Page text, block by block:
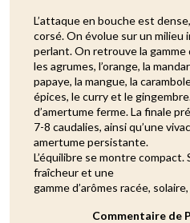
L’attaque en bouche est
corsé. On évolue sur un milieu
perlant. On retrouve la gamme
les agrumes, l’orange, la
papaye, la mangue, la
épices, le curry et le
d’amertume ferme. La finale
7-8 caudalies, ainsi qu’une
amertume persistante.
L’équilibre se montre compact.
fraîcheur et une
gamme d’arômes racée,
Commentaire de